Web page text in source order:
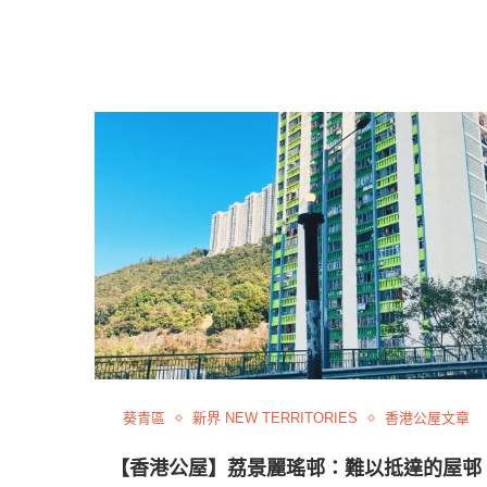
葵青區 新界 NEW TERRITORIES 香港公屋文章
【香港公屋】荔景麗瑤邨：難以抵達的屋邨